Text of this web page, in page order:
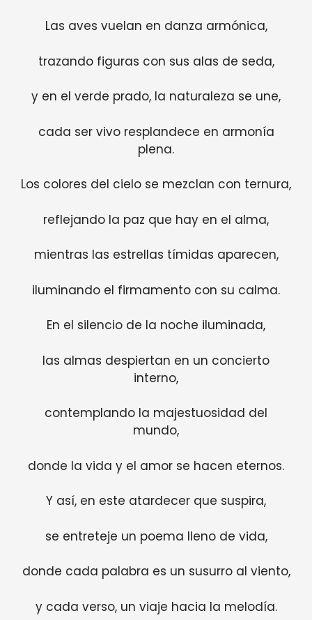
Las aves vuelan en danza armónica,
trazando figuras con sus alas de seda,
y en el verde prado, la naturaleza se une,
cada ser vivo resplandece en armonía
plena.
Los colores del cielo se mezclan con ternura,
reflejando la paz que hay en el alma,
mientras las estrellas tímidas aparecen,
iluminando el firmamento con su calma.
En el silencio de la noche iluminada,
las almas despiertan en un concierto
interno,
contemplando la majestuosidad del
mundo,
donde la vida y el amor se hacen eternos.
Y así, en este atardecer que suspira,
se entreteje un poema lleno de vida,
donde cada palabra es un susurro al viento,
y cada verso, un viaje hacia la melodía.